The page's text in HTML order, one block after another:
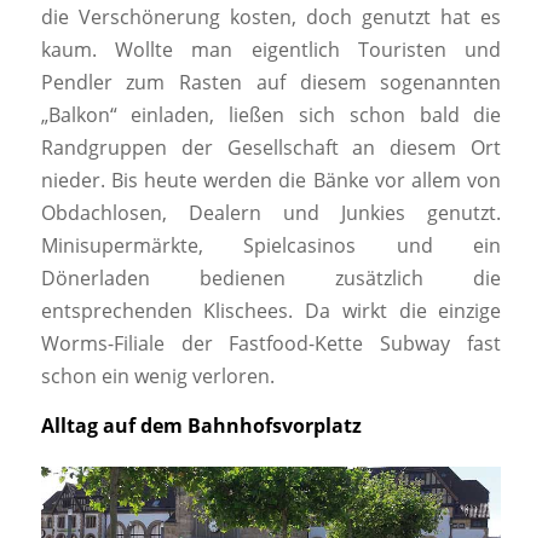
die Verschönerung kosten, doch genutzt hat es
kaum. Wollte man eigentlich Touristen und
Pendler zum Rasten auf diesem sogenannten
„Balkon“ einladen, ließen sich schon bald die
Randgruppen der Gesellschaft an diesem Ort
nieder. Bis heute werden die Bänke vor allem von
Obdachlosen, Dealern und Junkies genutzt.
Minisupermärkte, Spielcasinos und ein
Dönerladen bedienen zusätzlich die
entsprechenden Klischees. Da wirkt die einzige
Worms-Filiale der Fastfood-Kette Subway fast
schon ein wenig verloren.
Alltag auf dem Bahnhofsvorplatz